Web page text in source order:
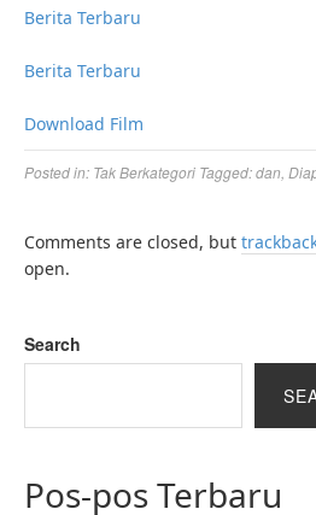
Berita Terbaru
Berita Terbaru
Download Film
Posted in: Tak Berkategori Tagged:dan
Comments are closed, but
open.
Search
Pos-pos Terbaru